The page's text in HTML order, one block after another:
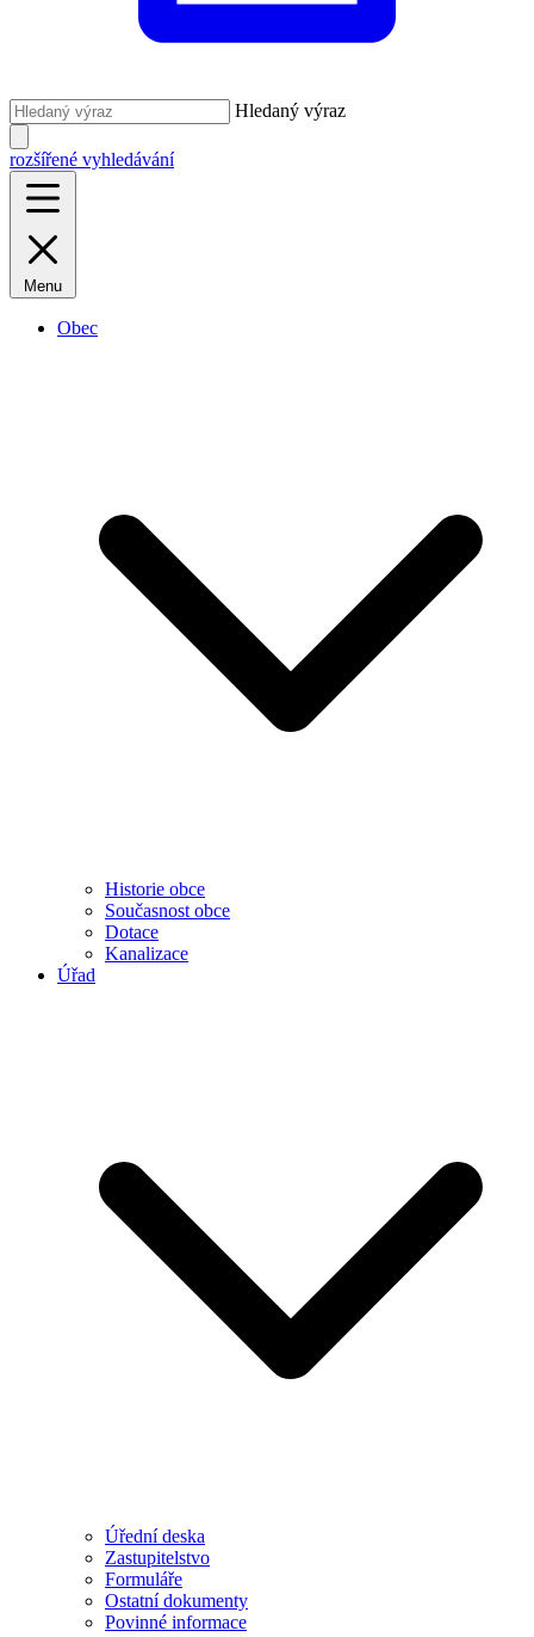
Hledaný výraz
rozšířené vyhledávání
Menu
Obec
Historie obce
Současnost obce
Dotace
Kanalizace
Úřad
Úřední deska
Zastupitelstvo
Formuláře
Ostatní dokumenty
Povinné informace